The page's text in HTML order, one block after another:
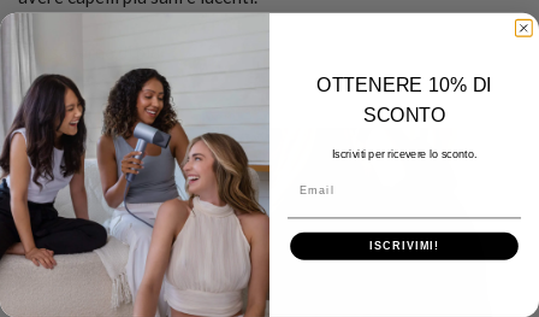
Per saperne di più
OTTENERE 10% DI
SCONTO
Iscriviti per ricevere lo sconto.
ISCRIVIMI!